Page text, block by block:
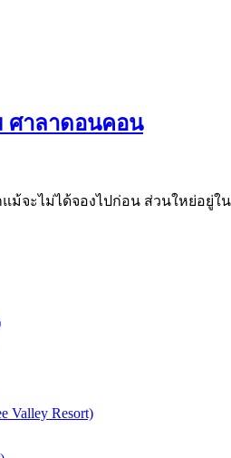
ศาลาดอนคอน
ะไม่ได้จองไปก่อน ส่วนใหย่อยู่ใน
Valley Resort)